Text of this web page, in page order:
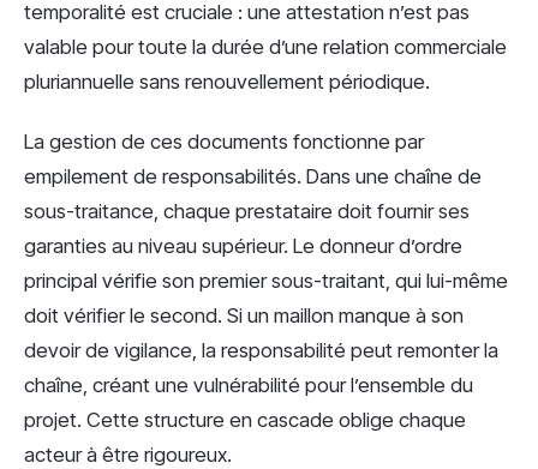
temporalité est cruciale : une attestation n’est pas
valable pour toute la durée d’une relation commerciale
pluriannuelle sans renouvellement périodique.
La gestion de ces documents fonctionne par
empilement de responsabilités. Dans une chaîne de
sous-traitance, chaque prestataire doit fournir ses
garanties au niveau supérieur. Le donneur d’ordre
principal vérifie son premier sous-traitant, qui lui-même
doit vérifier le second. Si un maillon manque à son
devoir de vigilance, la responsabilité peut remonter la
chaîne, créant une vulnérabilité pour l’ensemble du
projet. Cette structure en cascade oblige chaque
acteur à être rigoureux.